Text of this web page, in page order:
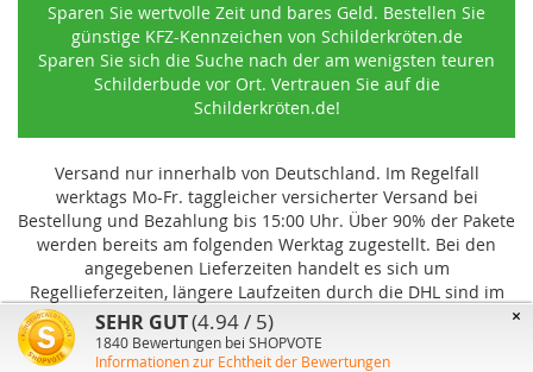
Sparen Sie wertvolle Zeit und bares Geld. Bestellen Sie
günstige KFZ-Kennzeichen von Schilderkröten.de
Sparen Sie sich die Suche nach der am wenigsten teuren
Schilderbude vor Ort. Vertrauen Sie auf die
Schilderkröten.de!
Versand nur innerhalb von Deutschland. Im Regelfall
werktags Mo-Fr. taggleicher versicherter Versand bei
Bestellung und Bezahlung bis 15:00 Uhr. Über 90% der Pakete
werden bereits am folgenden Werktag zugestellt. Bei den
angegebenen Lieferzeiten handelt es sich um
Regellieferzeiten, längere Laufzeiten durch die DHL sind im
Einzelfall möglich und können von uns nicht beeinflusst
werden.
×
SEHR GUT(4.94 / 5)
1840 Bewertungen bei SHOPVOTE
Informationen zur Echtheit der Bewertungen